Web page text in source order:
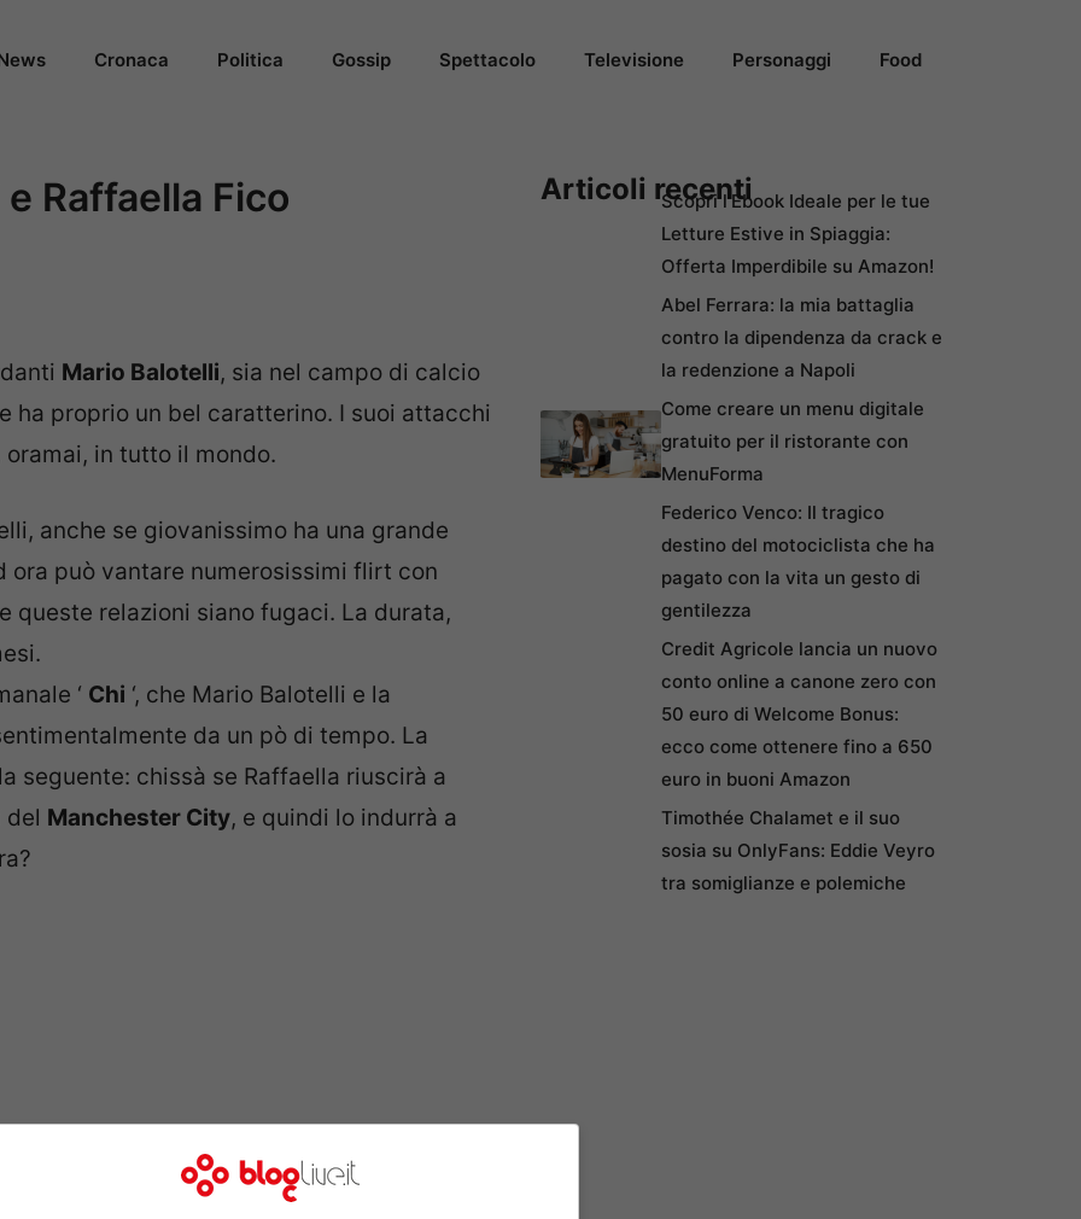
Cronaca Politica Gossip Spettacolo Televisione Personaggi Food
Raffaella Fico
Mario Balotelli, sia nel campo di calcio
ha proprio un bel caratterino. I suoi attacchi
in tutto il mondo.
anche se giovanissimo ha una grande
ora può vantare numerosissimi flirt con
queste relazioni siano fugaci. La durata,
‘ Chi ‘, che Mario Balotelli e la
da un pò di tempo. La
seguente: chissà se Raffaella riuscirà a
del Manchester City, e quindi lo indurrà a
Articoli recentiScopri l’Ebook Ideale per le tue
Letture Estive in Spiaggia:
Offerta Imperdibile su Amazon!
Abel Ferrara: la mia battaglia
contro la dipendenza da crack e
la redenzione a Napoli
Come creare un menu digitale
gratuito per il ristorante con
MenuForma
Federico Venco: Il tragico
destino del motociclista che ha
pagato con la vita un gesto di
gentilezza
Credit Agricole lancia un nuovo
conto online a canone zero con
50 euro di Welcome Bonus:
ecco come ottenere fino a 650
euro in buoni Amazon
Timothée Chalamet e il suo
sosia su OnlyFans: Eddie Veyro
tra somiglianze e polemiche